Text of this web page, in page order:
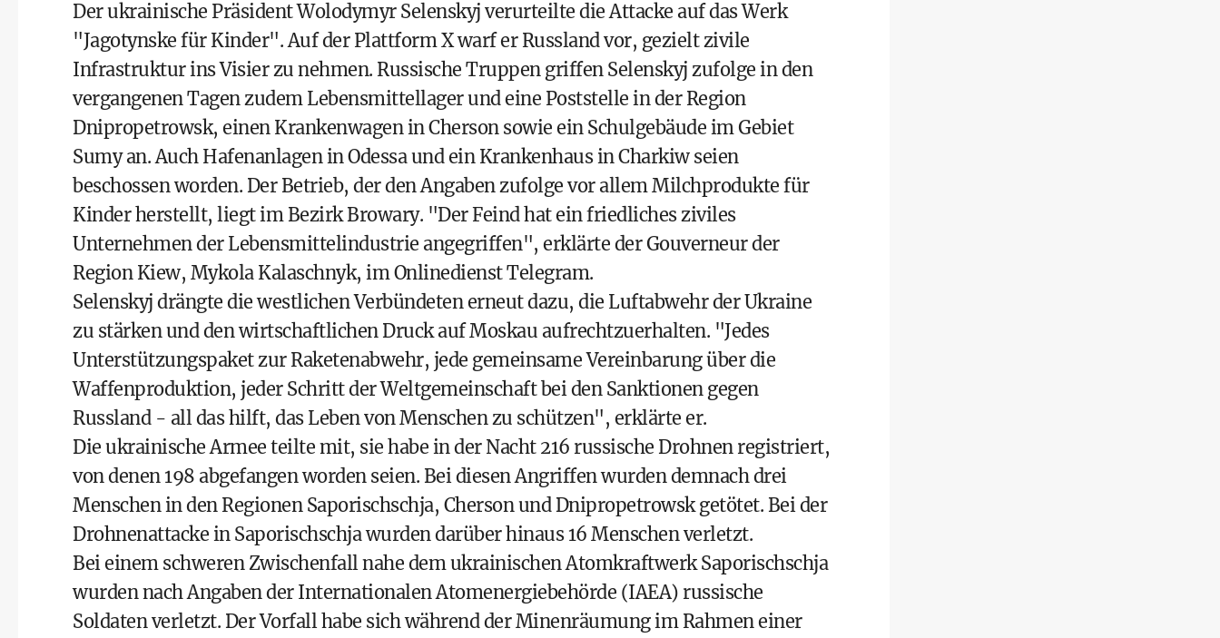
Der ukrainische Präsident Wolodymyr Selenskyj verurteilte die Attacke auf das Werk
"Jagotynske für Kinder". Auf der Plattform X warf er Russland vor, gezielt zivile
Infrastruktur ins Visier zu nehmen. Russische Truppen griffen Selenskyj zufolge in den
vergangenen Tagen zudem Lebensmittellager und eine Poststelle in der Region
Dnipropetrowsk, einen Krankenwagen in Cherson sowie ein Schulgebäude im Gebiet
Sumy an. Auch Hafenanlagen in Odessa und ein Krankenhaus in Charkiw seien
beschossen worden. Der Betrieb, der den Angaben zufolge vor allem Milchprodukte für
Kinder herstellt, liegt im Bezirk Browary. "Der Feind hat ein friedliches ziviles
Unternehmen der Lebensmittelindustrie angegriffen", erklärte der Gouverneur der
Region Kiew, Mykola Kalaschnyk, im Onlinedienst Telegram.
Selenskyj drängte die westlichen Verbündeten erneut dazu, die Luftabwehr der Ukraine
zu stärken und den wirtschaftlichen Druck auf Moskau aufrechtzuerhalten. "Jedes
Unterstützungspaket zur Raketenabwehr, jede gemeinsame Vereinbarung über die
Waffenproduktion, jeder Schritt der Weltgemeinschaft bei den Sanktionen gegen
Russland - all das hilft, das Leben von Menschen zu schützen", erklärte er.
Die ukrainische Armee teilte mit, sie habe in der Nacht 216 russische Drohnen registriert,
von denen 198 abgefangen worden seien. Bei diesen Angriffen wurden demnach drei
Menschen in den Regionen Saporischschja, Cherson und Dnipropetrowsk getötet. Bei der
Drohnenattacke in Saporischschja wurden darüber hinaus 16 Menschen verletzt.
Bei einem schweren Zwischenfall nahe dem ukrainischen Atomkraftwerk Saporischschja
wurden nach Angaben der Internationalen Atomenergiebehörde (IAEA) russische
Soldaten verletzt. Der Vorfall habe sich während der Minenräumung im Rahmen einer